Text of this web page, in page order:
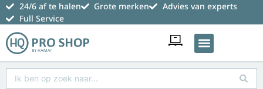
24/6 af te halen Grote merken
Advies van experts
Full Service